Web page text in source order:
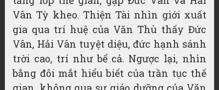
Vân Tỳ kheo. Thiện Tài nhìn giới xuất
gia qua trí huệ của Văn Thù thấy Đức
Vân, Hải Vân tuyệt diệu, đức hạnh sánh
trời cao, trí như bể cả. Ngược lại, nhìn
bằng đôi mắt hiểu biết của trần tục thế